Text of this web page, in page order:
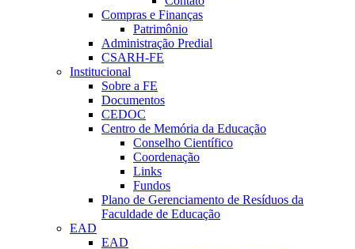
Compras e Finanças
Patrimônio
Administração Predial
CSARH-FE
Institucional
Sobre a FE
Documentos
CEDOC
Centro de Memória da Educação
Conselho Científico
Coordenação
Links
Fundos
Plano de Gerenciamento de Resíduos da
Faculdade de Educação
EAD
EAD